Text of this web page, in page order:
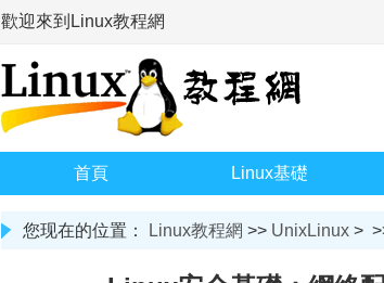
歡迎來到Linux教程網
首頁 Linux基礎
您现在的位置： Linux教程網 >> UnixLinux >